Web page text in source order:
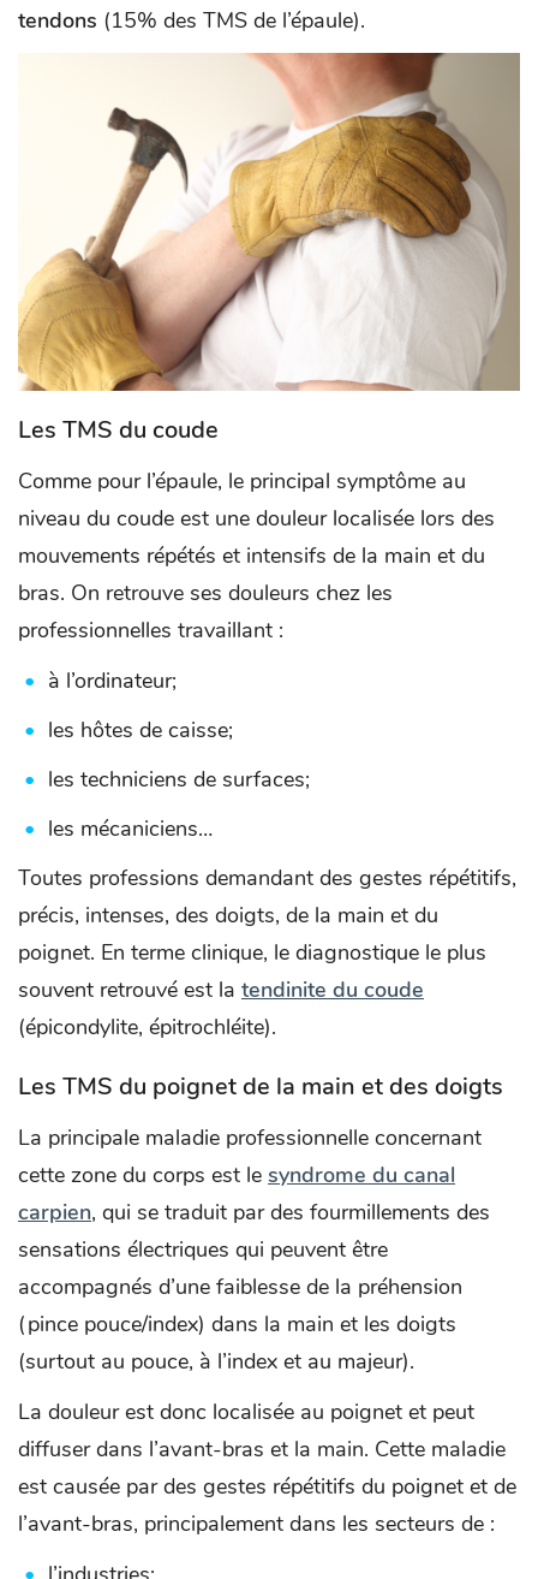
tendons (15% des TMS de l’épaule).
Les TMS du coude
Comme pour l’épaule, le principal symptôme au
niveau du coude est une douleur localisée lors des
mouvements répétés et intensifs de la main et du
bras. On retrouve ses douleurs chez les
professionnelles travaillant :
à l’ordinateur;
les hôtes de caisse;
les techniciens de surfaces;
les mécaniciens…
Toutes professions demandant des gestes répétitifs,
précis, intenses, des doigts, de la main et du
poignet. En terme clinique, le diagnostique le plus
souvent retrouvé est la tendinite du coude
(épicondylite, épitrochléite).
Les TMS du poignet de la main et des doigts
La principale maladie professionnelle concernant
cette zone du corps est le syndrome du canal
carpien, qui se traduit par des fourmillements des
sensations électriques qui peuvent être
accompagnés d’une faiblesse de la préhension
(pince pouce/index) dans la main et les doigts
(surtout au pouce, à l’index et au majeur).
La douleur est donc localisée au poignet et peut
diffuser dans l’avant-bras et la main. Cette maladie
est causée par des gestes répétitifs du poignet et de
l’avant-bras, principalement dans les secteurs de :